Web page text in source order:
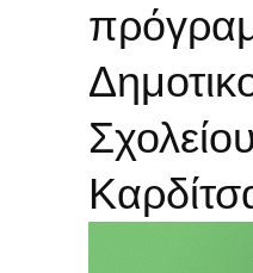
Σχολείου